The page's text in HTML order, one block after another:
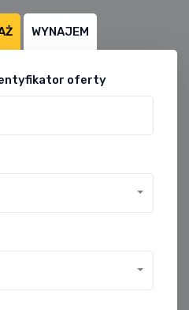
WYNAJEM
oferty